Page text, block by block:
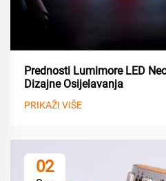
Prednosti Lumimore LED
Dizajne Osijelavanja
PRIKAŽI VIŠE
02